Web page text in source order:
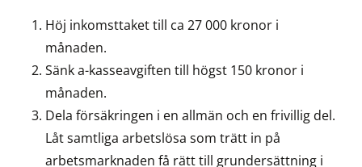
Höj inkomsttaket till ca 27 000 kronor i
månaden.
Sänk a-kasseavgiften till högst 150 kronor i
månaden.
Dela försäkringen i en allmän och en frivillig del.
Låt samtliga arbetslösa som trätt in på
arbetsmarknaden få rätt till grundersättning i